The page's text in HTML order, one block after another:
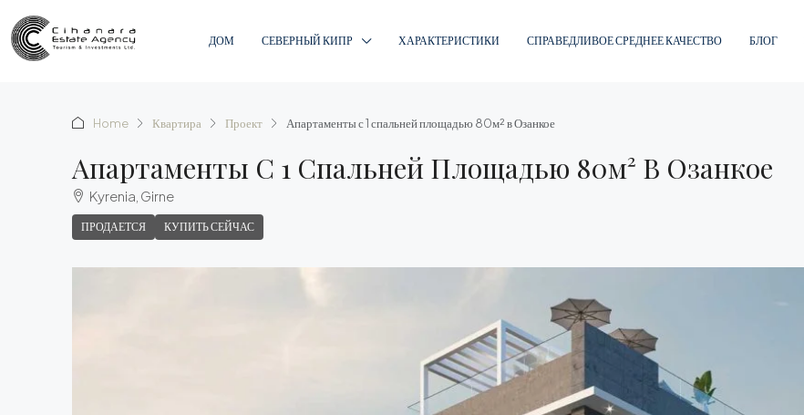
ДОМ СЕВЕРНЫЙ КИПР ХАРАКТЕРИСТИКИ СПРАВЕДЛИВОЕ СРЕДНЕЕ КАЧЕСТВО БЛОГ
Home Квартира Проект Апартаменты с 1 спальней площадью 80м² в Озанкое
Апартаменты С 1 Спальней Площадью 80м² В Озанкое
Kyrenia, Girne
ПРОДАЕТСЯ КУПИТЬ СЕЙЧАС